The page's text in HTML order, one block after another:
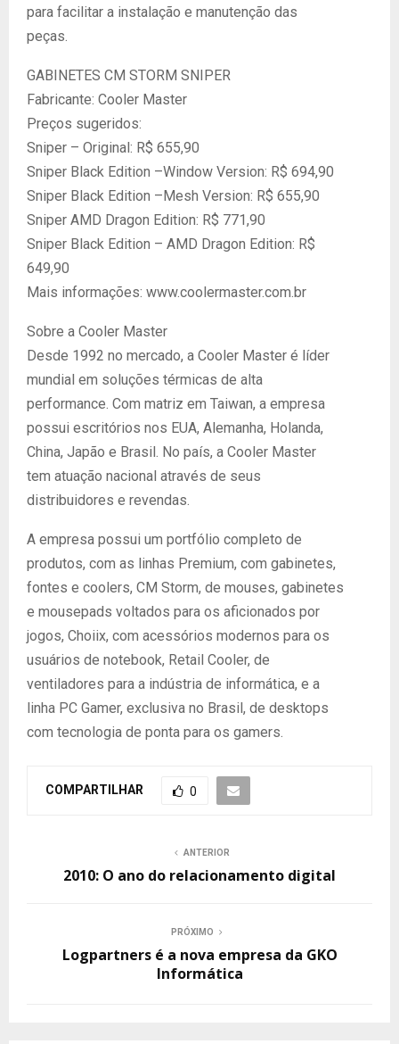
para facilitar a instalação e manutenção das
peças.
GABINETES CM STORM SNIPER
Fabricante: Cooler Master
Preços sugeridos:
Sniper – Original: R$ 655,90
Sniper Black Edition –Window Version: R$ 694,90
Sniper Black Edition –Mesh Version: R$ 655,90
Sniper AMD Dragon Edition: R$ 771,90
Sniper Black Edition – AMD Dragon Edition: R$
649,90
Mais informações: www.coolermaster.com.br
Sobre a Cooler Master
Desde 1992 no mercado, a Cooler Master é líder
mundial em soluções térmicas de alta
performance. Com matriz em Taiwan, a empresa
possui escritórios nos EUA, Alemanha, Holanda,
China, Japão e Brasil. No país, a Cooler Master
tem atuação nacional através de seus
distribuidores e revendas.
A empresa possui um portfólio completo de
produtos, com as linhas Premium, com gabinetes,
fontes e coolers, CM Storm, de mouses, gabinetes
e mousepads voltados para os aficionados por
jogos, Choiix, com acessórios modernos para os
usuários de notebook, Retail Cooler, de
ventiladores para a indústria de informática, e a
linha PC Gamer, exclusiva no Brasil, de desktops
com tecnologia de ponta para os gamers.
COMPARTILHAR 0
ANTERIOR
2010: O ano do relacionamento digital
PRÓXIMO
Logpartners é a nova empresa da GKO
Informática